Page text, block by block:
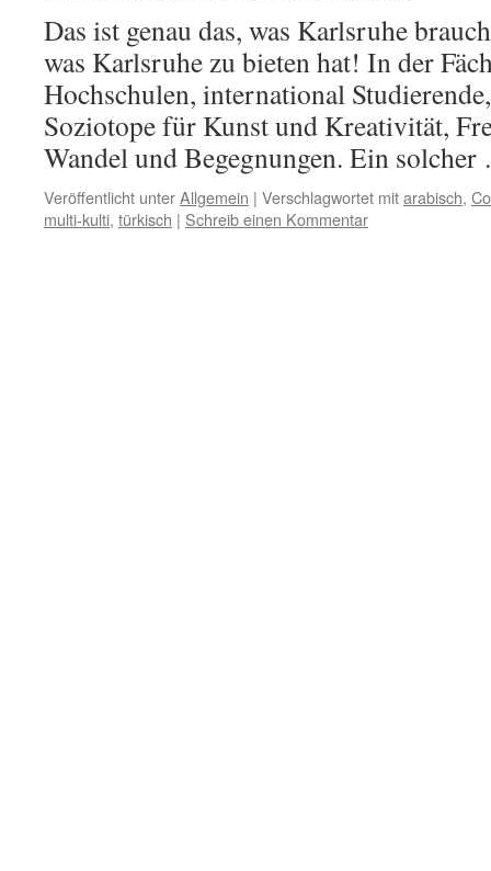
Das ist genau das, was Karlsruhe
was Karlsruhe zu bieten hat! In der
Hochschulen, international
Soziotope für Kunst und Kreativität,
Wandel und Begegnungen. Ein
Veröffentlicht unterAllgemein | Verschlagwortet mitarabisch,
multi-kulti, türkisch | Schreib einen Kommentar